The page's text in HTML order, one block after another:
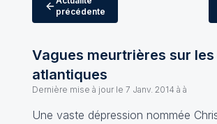
précédente
Vagues meurtrières sur
atlantiques
Dernière mise à jour le 7 Janv. 2014 à à
Une vaste dépression nommée